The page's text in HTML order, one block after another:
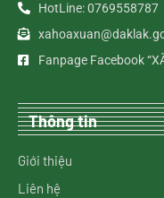
HotLine: 0769558787
Fanpage Facebook
Thông tin
Giới thiệu
Liên hệ